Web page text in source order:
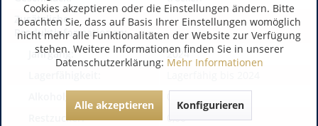
Zusätzliche
Produktinformationen:
Jahrgang:
2024
Restzucker:
0,00
Cookies akzeptieren oder die Einstellungen ändern. Bitte
beachten Sie, dass auf Basis Ihrer Einstellungen womöglich
nicht mehr alle Funktionalitäten der Website zur Verfügung
stehen. Weitere Informationen finden Sie in unserer
Datenschutzerklärung: Mehr Informationen
Alle akzeptieren Konfigurieren